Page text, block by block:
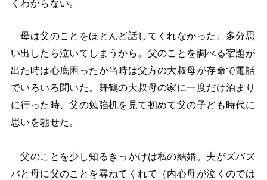
くわからない。
母は父のことをほとんど話してくれなかった。多分思
い出したら泣いてしまうから。父のことを調べる宿題が
出た時は心底困ったが当時は父方の大叔母が存命で電話
でいろいろ聞いた。舞鶴の大叔母の家に一度だけ泊まり
に行った時、父の勉強机を見て初めて父の子ども時代に
思いを馳せた。
父のことを少し知るきっかけは私の結婚。夫がズバズ
バと母に父のことを尋ねてくれて（内心母が泣くのでは